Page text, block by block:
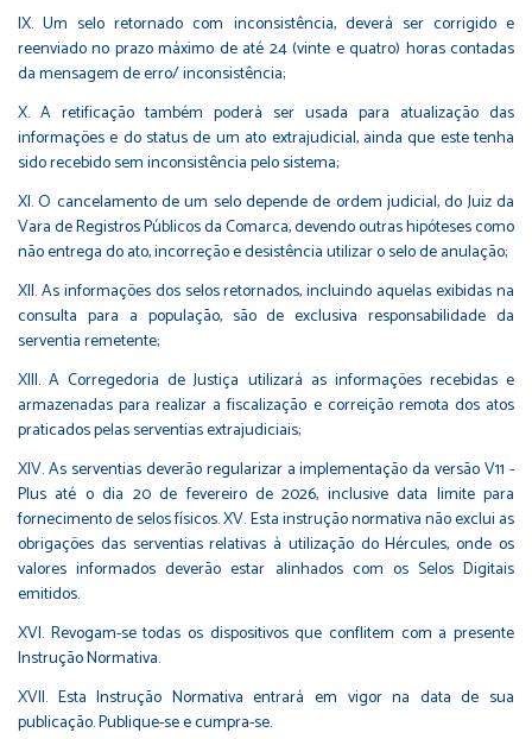
IX. Um selo retornado com inconsistência, deverá ser corrigido e
reenviado no prazo máximo de até 24 (vinte e quatro) horas contadas
da mensagem de erro/ inconsistência;
X. A retificação também poderá ser usada para atualização das
informações e do status de um ato extrajudicial, ainda que este tenha
sido recebido sem inconsistência pelo sistema;
XI. O cancelamento de um selo depende de ordem judicial, do Juiz da
Vara de Registros Públicos da Comarca, devendo outras hipóteses como
não entrega do ato, incorreção e desistência utilizar o selo de anulação;
XII. As informações dos selos retornados, incluindo aquelas exibidas na
consulta para a população, são de exclusiva responsabilidade da
serventia remetente;
XIII. A Corregedoria de Justiça utilizará as informações recebidas e
armazenadas para realizar a fiscalização e correição remota dos atos
praticados pelas serventias extrajudiciais;
XIV. As serventias deverão regularizar a implementação da versão V11 -
Plus até o dia 20 de fevereiro de 2026, inclusive data limite para
fornecimento de selos físicos. XV. Esta instrução normativa não exclui as
obrigações das serventias relativas à utilização do Hércules, onde os
valores informados deverão estar alinhados com os Selos Digitais
emitidos.
XVI. Revogam-se todas os dispositivos que conflitem com a presente
Instrução Normativa.
XVII. Esta Instrução Normativa entrará em vigor na data de sua
publicação. Publique-se e cumpra-se.